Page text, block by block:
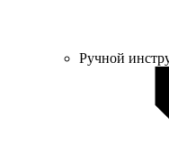
Ручной